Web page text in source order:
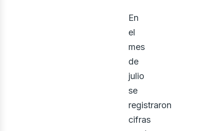
En
el
mes
de
julio
se
registraron
cifras